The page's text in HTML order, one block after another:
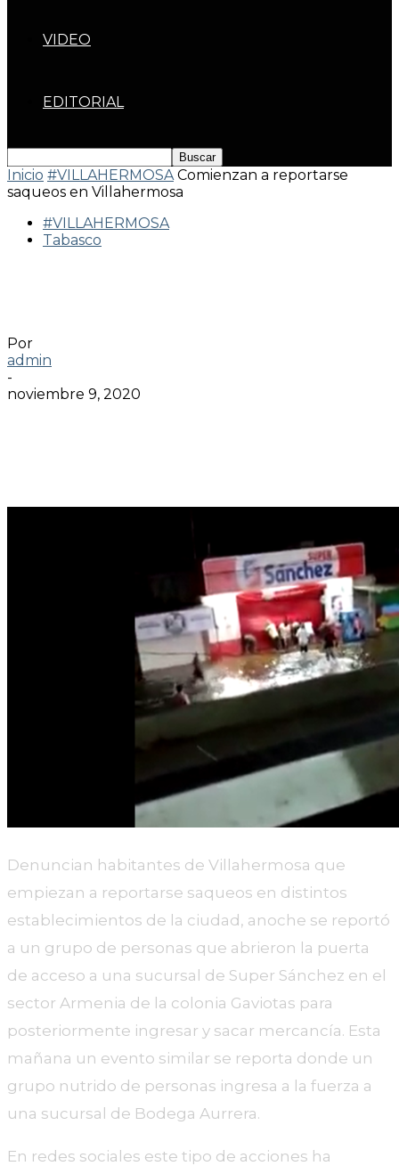
VIDEO
EDITORIAL
Inicio #VILLAHERMOSA Comienzan a reportarse
saqueos en Villahermosa
#VILLAHERMOSA
Tabasco
Por
admin
-
noviembre 9, 2020
Denuncian habitantes de Villahermosa que
empiezan a reportarse saqueos en distintos
establecimientos de la ciudad, anoche se reportó
a un grupo de personas que abrieron la puerta
de acceso a una sucursal de Super Sánchez en el
sector Armenia de la colonia Gaviotas para
posteriormente ingresar y sacar mercancía. Esta
mañana un evento similar se reporta donde un
grupo nutrido de personas ingresa a la fuerza a
una sucursal de Bodega Aurrera.
En redes sociales este tipo de acciones ha